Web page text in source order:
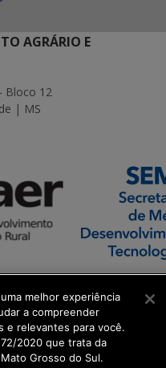
AGRÁRIO E
Bloco 12
| MS
melhor experiência
a compreender
e relevantes para você.
2020 que trata da
Grosso do Sul.